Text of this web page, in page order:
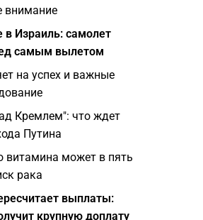
внимание
в Израиль: самолет
самым вылетом
на успех и важные
Кремлем": что ждет
Путина
витамина может в пять
рака
выплаты:
крупную доплату